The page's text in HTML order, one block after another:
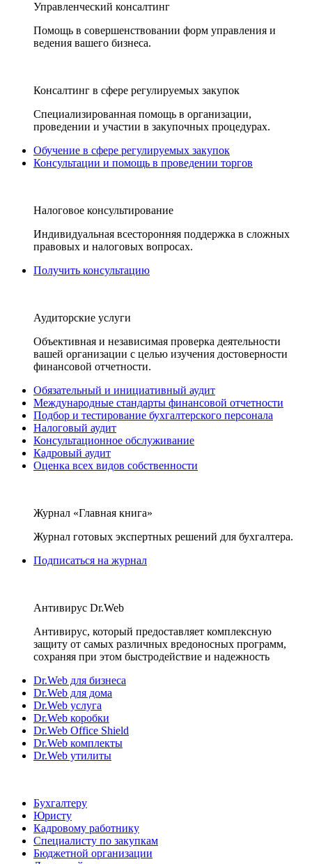
Управленческий консалтинг
Помощь в совершенствовании форм управления и
ведения вашего бизнеса.
Консалтинг в сфере регулируемых закупок
Специализированная помощь в организации,
проведении и участии в закупочных процедурах.
Обучение в сфере регулируемых закупок
Консультации и помощь в проведении торгов
Налоговое консультирование
Индивидуальная всесторонняя поддержка в сложных
правовых и налоговых вопросах.
Получить консультацию
Аудиторские услуги
Объективная и независимая проверка деятельности
вашей организации с целью изучения достоверности
финансовой отчетности.
Обязательный и инициативный аудит
Международные стандарты финансовой отчетности
Подбор и тестирование бухгалтерского персонала
Налоговый аудит
Консультационное обслуживание
Кадровый аудит
Оценка всех видов собственности
Журнал «Главная книга»
Журнал готовых экспертных решений для бухгалтера.
Подписаться на журнал
Антивирус Dr.Web
Антивирус, который предоставляет комплексную
защиту от самых различных вредоносных программ,
сохраняя при этом быстродействие и надежность
Dr.Web для бизнеса
Dr.Web для дома
Dr.Web услуга
Dr.Web коробки
Dr.Web Office Shield
Dr.Web комплекты
Dr.Web утилиты
Бухгалтеру
Юристу
Кадровому работнику
Специалисту по закупкам
Бюджетной организации